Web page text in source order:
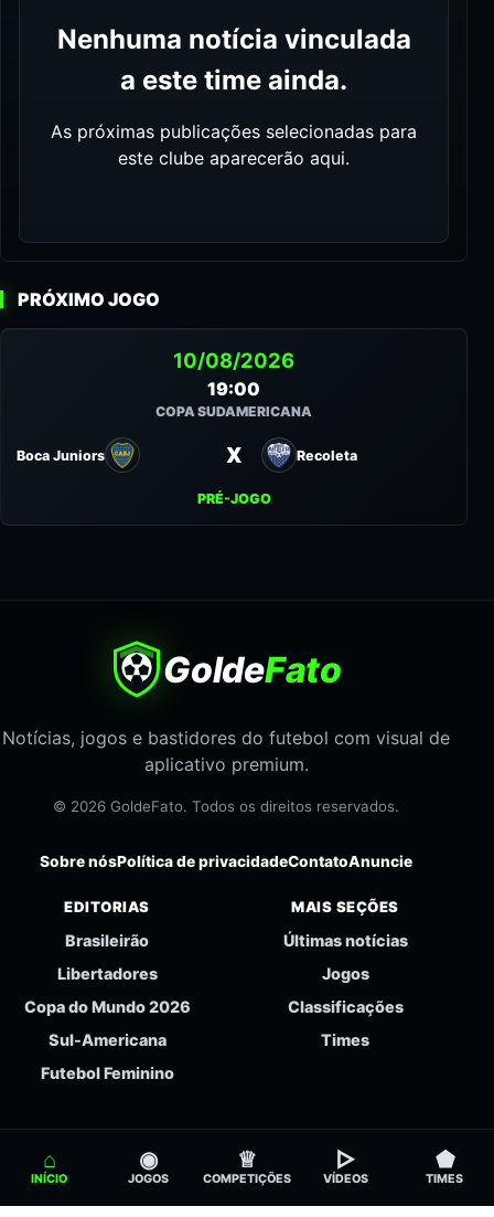
Nenhuma notícia vinculada
a este time ainda.
As próximas publicações selecionadas para
este clube aparecerão aqui.
PRÓXIMO JOGO
10/08/2026
19:00
COPA SUDAMERICANA
Boca Juniors X Recoleta
PRÉ-JOGO
GoldeFato
Notícias, jogos e bastidores do futebol com visual de
aplicativo premium.
© 2026 GoldeFato. Todos os direitos reservados.
Sobre nósPolítica de privacidadeContatoAnuncie
EDITORIAS
Brasileirão
Libertadores
Copa do Mundo 2026
Sul-Americana
Futebol Feminino
MAIS SEÇÕES
Últimas notícias
Jogos
Classificações
Times
⌂
INÍCIO
◉
JOGOS
♕
COMPETIÇÕES
▻
VÍDEOS
⬟
TIMES